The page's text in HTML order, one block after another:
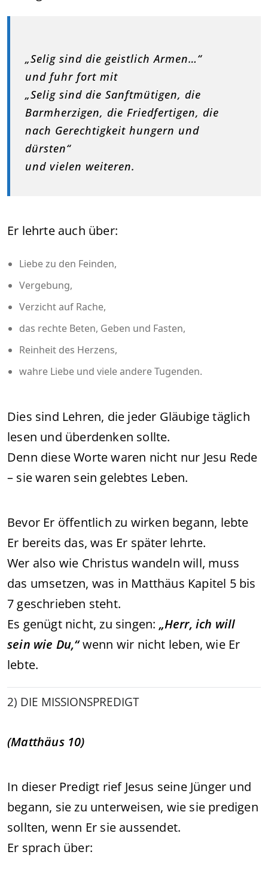
„Selig sind die geistlich Armen…“
und fuhr fort mit
„Selig sind die Sanftmütigen, die
Barmherzigen, die Friedfertigen, die
nach Gerechtigkeit hungern und
dürsten“
und vielen weiteren.
Er lehrte auch über:
Liebe zu den Feinden,
Vergebung,
Verzicht auf Rache,
das rechte Beten, Geben und Fasten,
Reinheit des Herzens,
wahre Liebe und viele andere Tugenden.
Dies sind Lehren, die jeder Gläubige täglich
lesen und überdenken sollte.
Denn diese Worte waren nicht nur Jesu Rede
– sie waren sein gelebtes Leben.
Bevor Er öffentlich zu wirken begann, lebte
Er bereits das, was Er später lehrte.
Wer also wie Christus wandeln will, muss
das umsetzen, was in Matthäus Kapitel 5 bis
7 geschrieben steht.
Es genügt nicht, zu singen: „Herr, ich will
sein wie Du,“wenn wir nicht leben, wie Er
lebte.
2) DIE MISSIONS­PREDIGT
(Matthäus 10)
In dieser Predigt rief Jesus seine Jünger und
begann, sie zu unterweisen, wie sie predigen
sollten, wenn Er sie aussendet.
Er sprach über: